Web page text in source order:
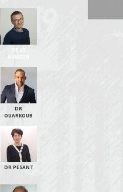
DR LE
RUMEUR
DR
OUARKOUB
DR PESANT